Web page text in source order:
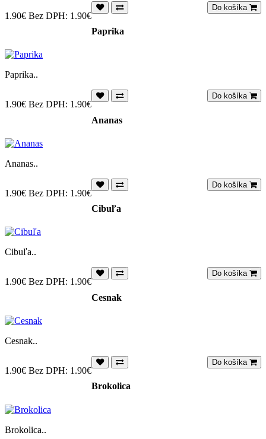
1.90€ Bez DPH: 1.90€
Do košíka
Paprika
Paprika..
1.90€ Bez DPH: 1.90€
Do košíka
Ananas
Ananas..
1.90€ Bez DPH: 1.90€
Do košíka
Cibuľa
Cibuľa..
1.90€ Bez DPH: 1.90€
Do košíka
Cesnak
Cesnak..
1.90€ Bez DPH: 1.90€
Do košíka
Brokolica
Brokolica..